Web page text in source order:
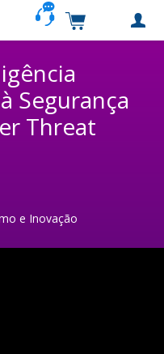
Carrinho de
Segurança
Threat
e Inovação